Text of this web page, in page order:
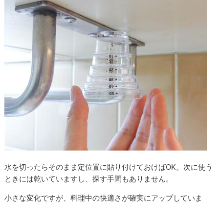
水を切ったらそのまま定位置に貼り付けておけばOK。次に使う
ときには乾いていますし、探す手間もありません。
小さな変化ですが、料理中の快適さが確実にアップしていま